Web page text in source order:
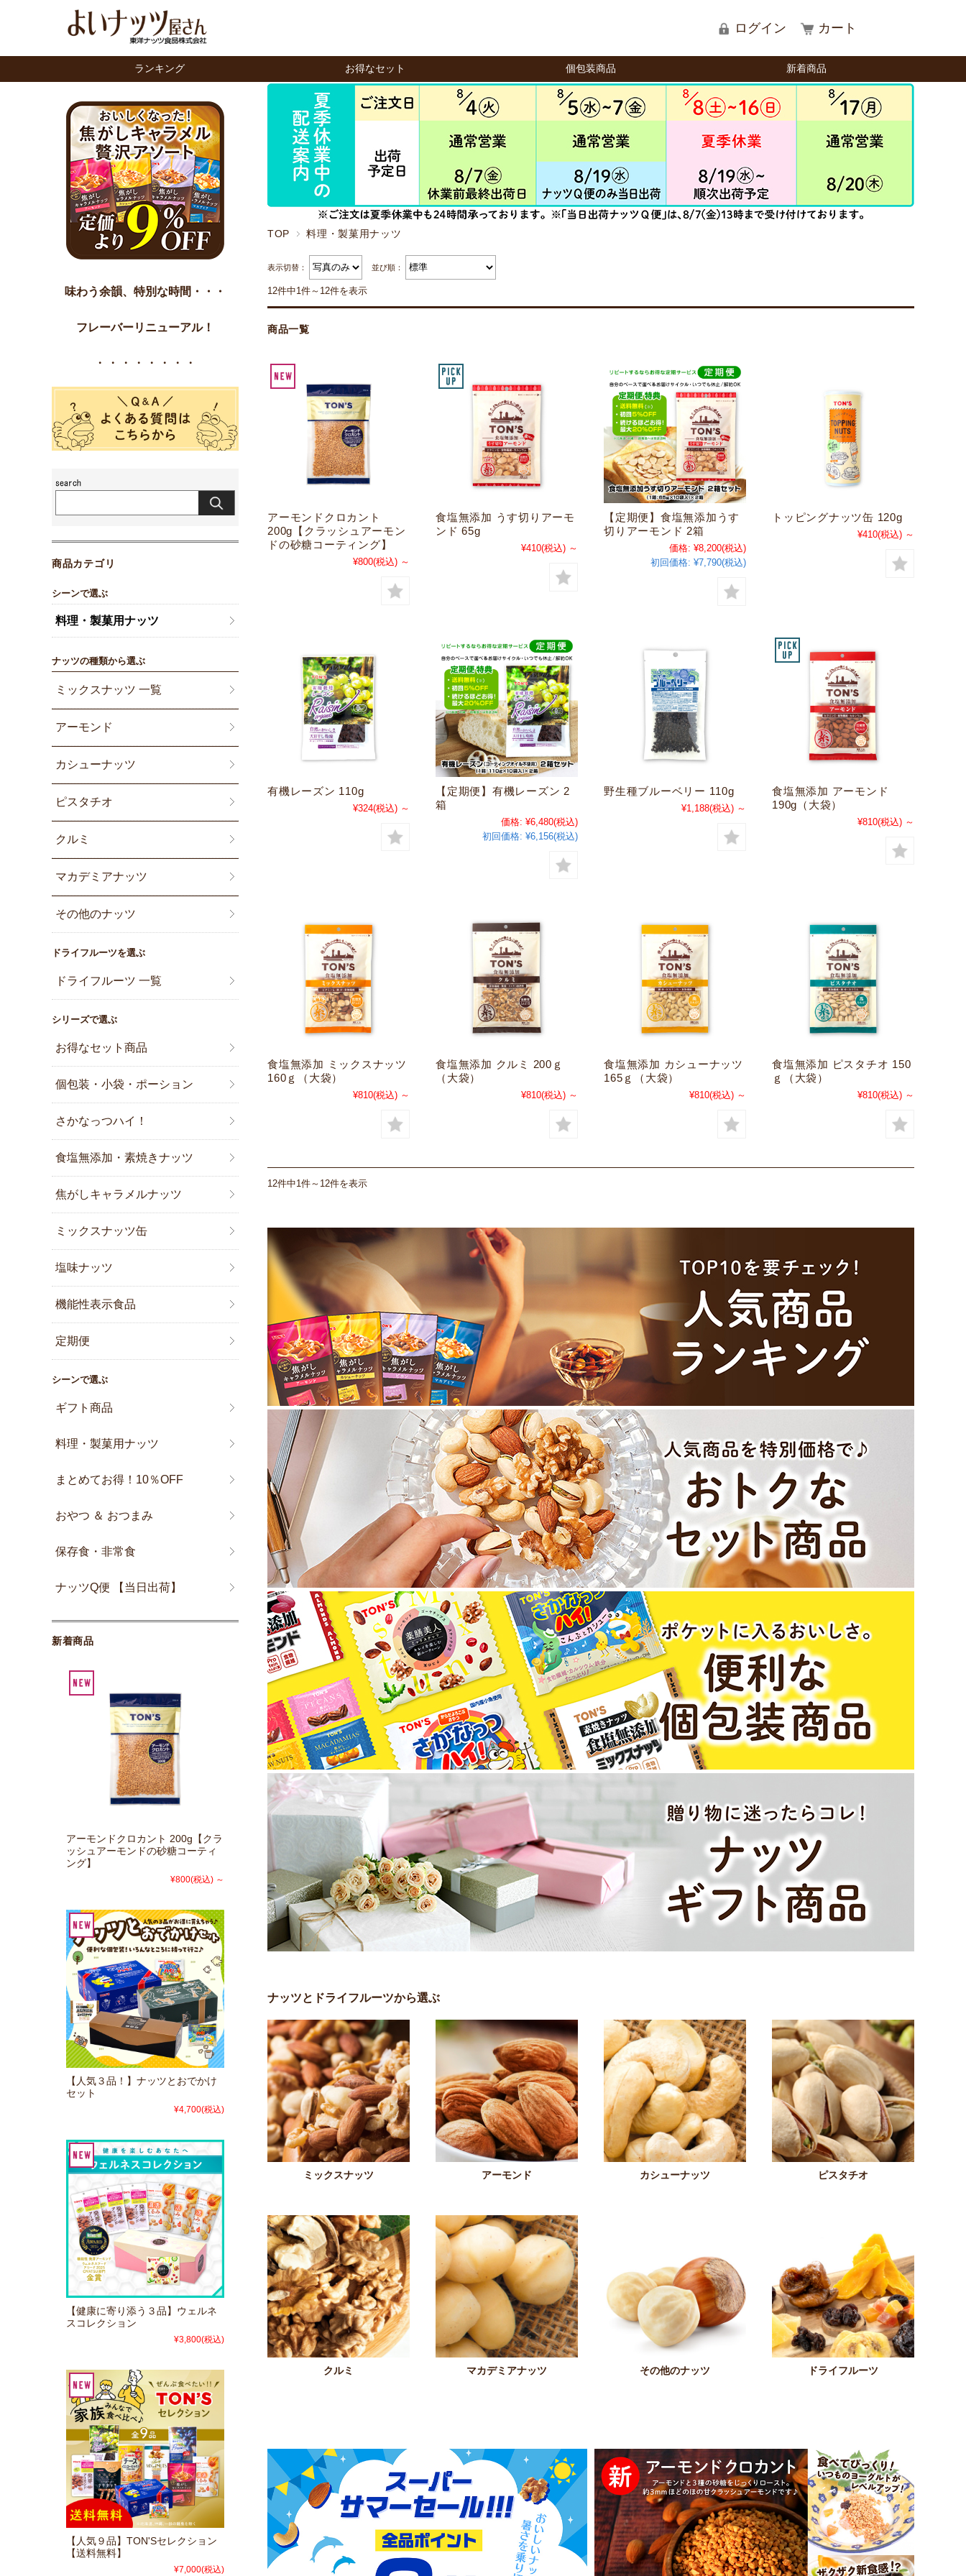
ログイン カート
ランキング お得なセット 個包装商品 新着商品
TOP 料理・製菓用ナッツ
表示切替： 並び順：
12件中1件～12件を表示
商品一覧
アーモンドクロカント
200g【クラッシュアーモン
ドの砂糖コーティング】
¥800(税込) ～
食塩無添加 うす切りアーモ
ンド 65g
¥410(税込) ～
【定期便】食塩無添加うす
切りアーモンド 2箱
価格: ¥8,200(税込)
初回価格: ¥7,790(税込)
トッピングナッツ缶 120g
¥410(税込) ～
有機レーズン 110g
¥324(税込) ～
【定期便】有機レーズン 2
箱
価格: ¥6,480(税込)
初回価格: ¥6,156(税込)
野生種ブルーベリー 110g
¥1,188(税込) ～
食塩無添加 アーモンド
190g（大袋）
¥810(税込) ～
食塩無添加 ミックスナッツ
160ｇ（大袋）
¥810(税込) ～
食塩無添加 クルミ 200ｇ
（大袋）
¥810(税込) ～
食塩無添加 カシューナッツ
165ｇ（大袋）
¥810(税込) ～
食塩無添加 ピスタチオ 150
ｇ（大袋）
¥810(税込) ～
12件中1件～12件を表示
ナッツとドライフルーツから選ぶ
ミックスナッツ アーモンド カシューナッツ ピスタチオ
クルミ マカデミアナッツ その他のナッツ ドライフルーツ
味わう余韻、特別な時間・・・
フレーバーリニューアル！
・・・・・・・・
商品カテゴリ
シーンで選ぶ
料理・製菓用ナッツ
ナッツの種類から選ぶ
ミックスナッツ 一覧
アーモンド
カシューナッツ
ピスタチオ
クルミ
マカデミアナッツ
その他のナッツ
ドライフルーツを選ぶ
ドライフルーツ 一覧
シリーズで選ぶ
お得なセット商品
個包装・小袋・ポーション
さかなっつハイ！
食塩無添加・素焼きナッツ
焦がしキャラメルナッツ
ミックスナッツ缶
塩味ナッツ
機能性表示食品
定期便
シーンで選ぶ
ギフト商品
料理・製菓用ナッツ
まとめてお得！10％OFF
おやつ ＆ おつまみ
保存食・非常食
ナッツQ便 【当日出荷】
新着商品
アーモンドクロカント 200g【クラ
ッシュアーモンドの砂糖コーティ
ング】
¥800(税込) ～
【人気３品！】ナッツとおでかけ
セット
¥4,700(税込)
【健康に寄り添う３品】ウェルネ
スコレクション
¥3,800(税込)
【人気９品】TON'Sセレクション
【送料無料】
¥7,000(税込)